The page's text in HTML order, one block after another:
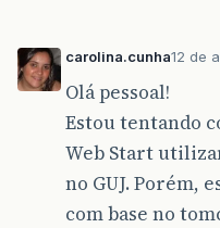
carolina.cunha12 de
Olá pessoal!
Estou tentando
Web Start
no GUJ. Porém,
com base no